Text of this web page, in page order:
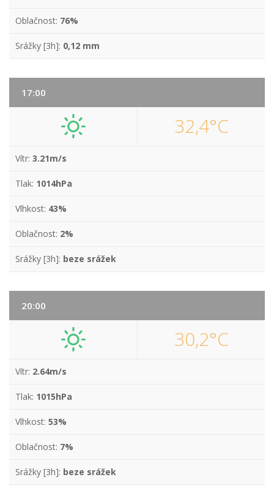
Oblačnost: 76%
Srážky [3h]: 0,12 mm
17:00
32,4°C
Vítr: 3.21m/s
Tlak: 1014hPa
Vlhkost: 43%
Oblačnost: 2%
Srážky [3h]: beze srážek
20:00
30,2°C
Vítr: 2.64m/s
Tlak: 1015hPa
Vlhkost: 53%
Oblačnost: 7%
Srážky [3h]: beze srážek